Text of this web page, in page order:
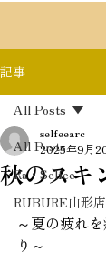
記事
All Posts
Ra・Selfee
RUBURE山形店
All Posts
秋のスキ
selfeearc
2025年9月
～夏の疲れ
り～